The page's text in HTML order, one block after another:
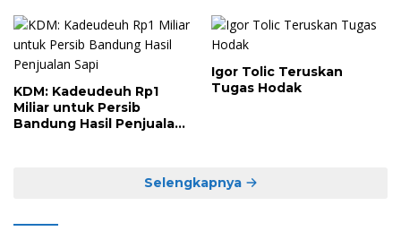
KDM: Kadeudeuh Rp1
Miliar untuk Persib
Bandung Hasil Penjualan
Igor Tolic Teruskan
Tugas Hodak
Selengkapnya